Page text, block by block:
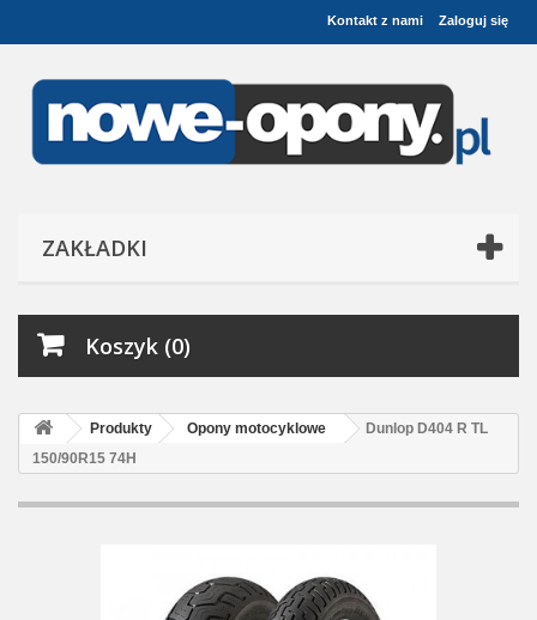
Zaloguj się
Kontakt z nami
ZAKŁADKI
Koszyk (0)
Produkty Opony motocyklowe
Dunlop D404 R TL
150/90R15 74H